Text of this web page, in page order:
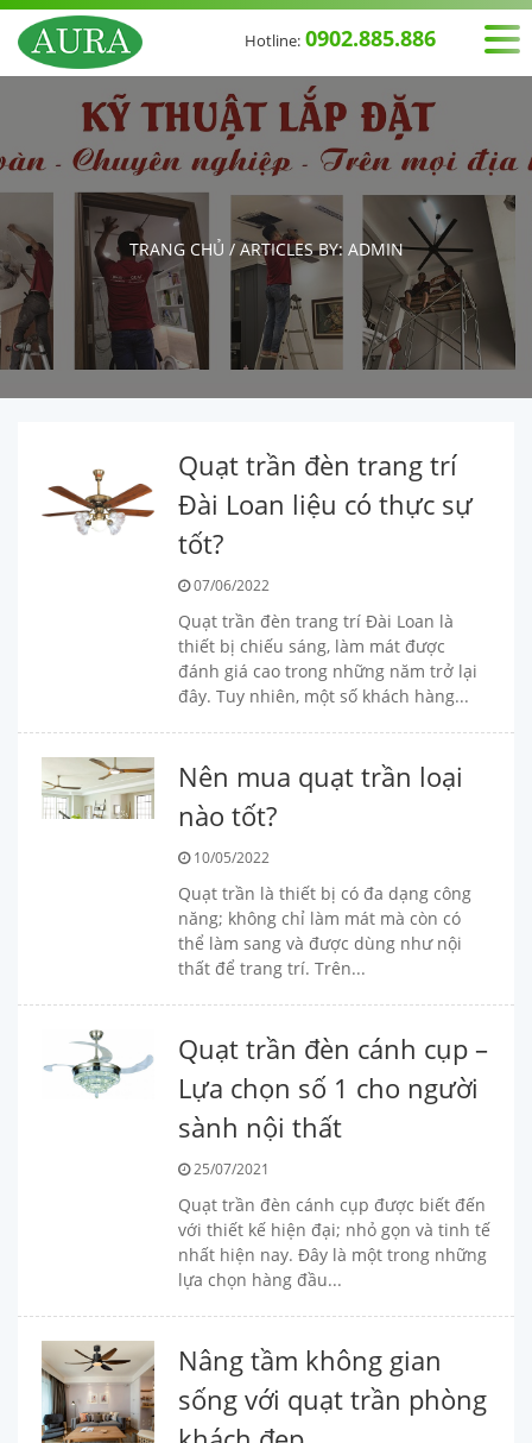
Hotline: 0902.885.886
TRANG CHỦ /ARTICLES BY: ADMIN
Quạt trần đèn trang trí
Đài Loan liệu có thực sự
tốt?
07/06/2022
Quạt trần đèn trang trí Đài Loan là
thiết bị chiếu sáng, làm mát được
đánh giá cao trong những năm trở lại
đây. Tuy nhiên, một số khách hàng...
Nên mua quạt trần loại
nào tốt?
10/05/2022
Quạt trần là thiết bị có đa dạng công
năng; không chỉ làm mát mà còn có
thể làm sang và được dùng như nội
thất để trang trí. Trên...
Quạt trần đèn cánh cụp –
Lựa chọn số 1 cho người
sành nội thất
25/07/2021
Quạt trần đèn cánh cụp được biết đến
với thiết kế hiện đại; nhỏ gọn và tinh tế
nhất hiện nay. Đây là một trong những
lựa chọn hàng đầu...
Nâng tầm không gian
sống với quạt trần phòng